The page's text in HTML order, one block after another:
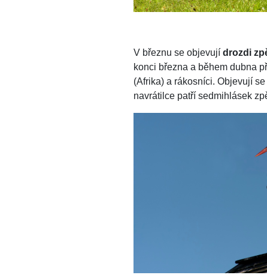
V březnu se objevují drozdi
konci března a během dubna
(Afrika) a rákosníci. Objevují
navrátilce patří sedmihlásek